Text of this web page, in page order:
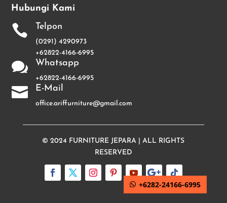
Hubungi Kami
 Telpon
(0291) 4290973
+62822-4166-6995
 Whatsapp
+62822-4166-6995
 E-Mail
office.ariffurniture@gmail.com
© 2024 FURNITURE JEPARA | ALL RIGHTS
RESERVED
+6282-24166-6995